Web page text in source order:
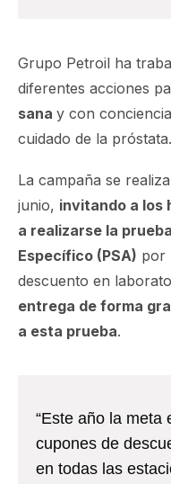
Grupo Petroil ha
diferentes acciones
sana y con
cuidado de la próstata.
La campaña se
junio, invitando a los
a realizarse la
Específico (PSA) por
descuento en
entrega de forma
a esta prueba.
“Este año la meta
cupones de
en todas las